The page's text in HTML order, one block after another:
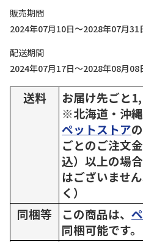
販売期間
2024年07月10日～2028年07月31
配送期間
2024年07月17日～2028年08月08
送料
お届け先ごと
※北海道・沖縄
ペットストア
ごとのご注文
込）以上の場
はございませ
く）
同梱等
この商品は、
同梱可能です。